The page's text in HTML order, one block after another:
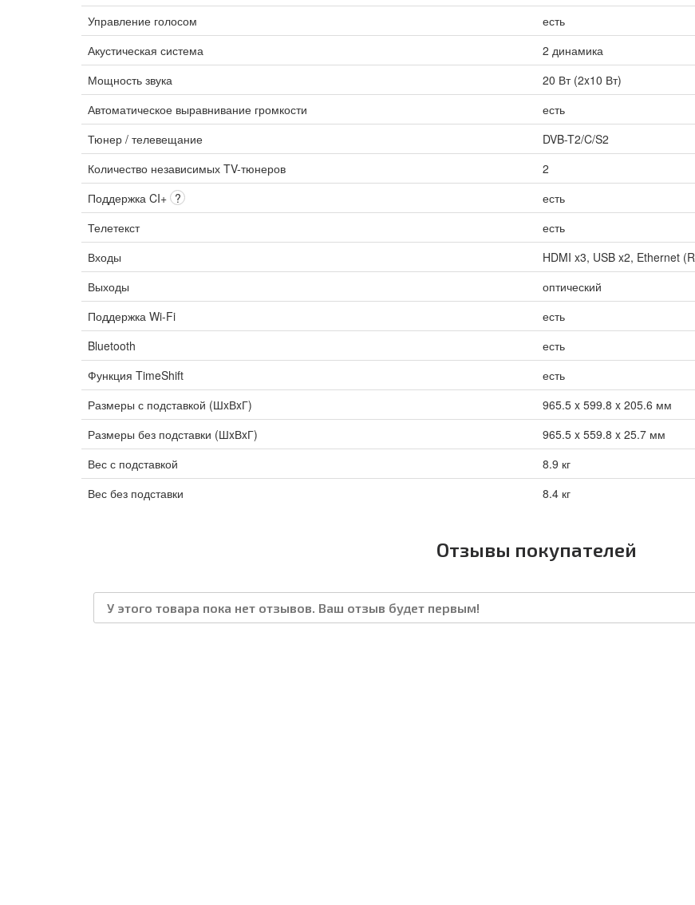
Управление голосом
есть
Акустическая система
2 динамика
Мощность звука
20 Вт (2x10 Вт)
Автоматическое выравнивание громкости
есть
Тюнер / телевещание
DVB-T2/C/S2
Количество независимых TV-тюнеров
2
Поддержка CI+ ?
есть
Телетекст
есть
Входы
HDMI x3, USB x2, Ethernet
Выходы
оптический
Поддержка Wi-Fi
есть
Bluetooth
есть
Функция TimeShift
есть
Размеры с подставкой (ШxВxГ)
965.5 x 599.8 x 205.6 мм
Размеры без подставки (ШxВxГ)
965.5 x 559.8 x 25.7 мм
Вес с подставкой
8.9 кг
Вес без подставки
8.4 кг
Отзывы покупателей
У этого товара пока нет отзывов. Ваш отзыв будет первым!